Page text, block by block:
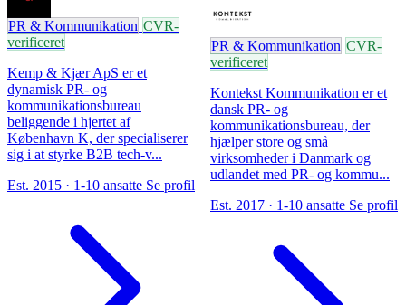
PR & Kommunikation CVR-
verificeret
Kemp & Kjær ApS er et
dynamisk PR- og
kommunikationsbureau
beliggende i hjertet af
København K, der specialiserer
sig i at styrke B2B tech-v...
Est. 2015 · 1-10 ansatte Se profil
PR & Kommunikation CVR-
verificeret
Kontekst Kommunikation er et
dansk PR- og
kommunikationsbureau, der
hjælper store og små
virksomheder i Danmark og
udlandet med PR- og kommu...
Est. 2017 · 1-10 ansatte Se profil